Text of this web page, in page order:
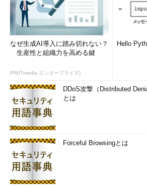
なぜ生成AI導入に踏み切れない？
生産性と組織力を高める鍵
PR(ITmedia エンタープライズ)
Hello
DDoS攻撃（Distributed
とは
Forceful Browsingとは